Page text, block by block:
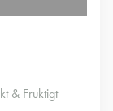
& Fruktigt